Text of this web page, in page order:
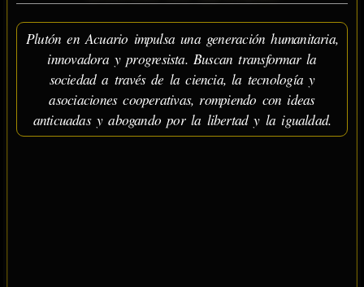
Plutón en Acuario impulsa una generación humanitaria,
innovadora y progresista. Buscan transformar la
sociedad a través de la ciencia, la tecnología y
asociaciones cooperativas, rompiendo con ideas
anticuadas y abogando por la libertad y la igualdad.